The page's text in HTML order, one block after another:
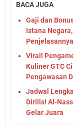
BACA JUGA
Gaji dan
Istana
Penjelasannya
Viral!
Kuliner GTC
Pengawasan
Jadwal
Dirilis! Al-
Gelar Juara